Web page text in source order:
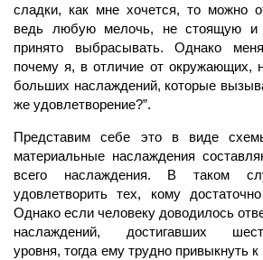
сладки, как мне хочется, то можно
ведь любую мелочь, не стоящую и
принято выбрасывать. Однако
почему я, в отличие от окружающих,
больших наслаждений, которые
же удовлетворение?”.
Представим себе это в виде
материальные наслаждения
всего наслаждения. В таком
удовлетворить тех, кому
Однако если человеку доводилось
наслаждений, достигавших
уровня, тогда ему трудно привыкнуть